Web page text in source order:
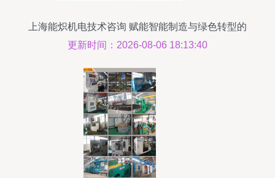
上海能炽机电技术咨询 赋能智能制造与绿色转型的
前沿智库
更新时间：2026-08-06 18:13:40